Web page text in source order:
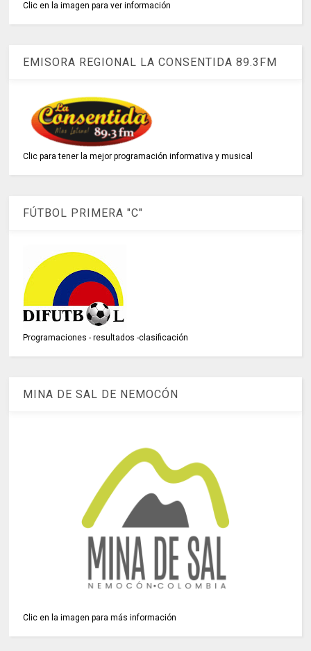
Clic en la imagen para ver información
EMISORA REGIONAL LA CONSENTIDA 89.3FM
Clic para tener la mejor programación informativa y musical
FÚTBOL PRIMERA "C"
Programaciones - resultados -clasificación
MINA DE SAL DE NEMOCÓN
Clic en la imagen para más información